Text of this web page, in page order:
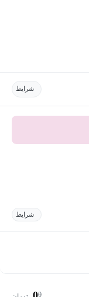
شرایط
شرایط
0